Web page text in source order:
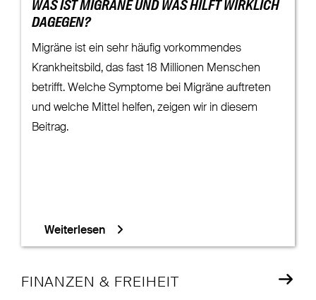
WAS IST MIGRÄNE UND WAS HILFT WIRKLICH
DAGEGEN?
Migräne ist ein sehr häufig vorkommendes
Krankheitsbild, das fast 18 Millionen Menschen
betrifft. Welche Symptome bei Migräne auftreten
und welche Mittel helfen, zeigen wir in diesem
Beitrag.
Weiterlesen
FINANZEN & FREIHEIT